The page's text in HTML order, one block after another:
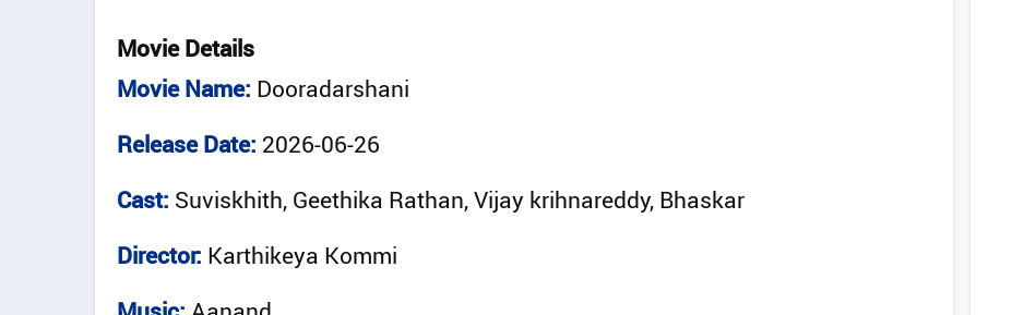
Movie Details
Movie Name: Dooradarshani
Release Date: 2026-06-26
Cast: Suviskhith, Geethika Rathan, Vijay krihnareddy, Bhaskar
Director: Karthikeya Kommi